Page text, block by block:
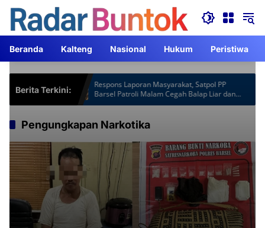
Langsung
konten
Beranda Kalteng Nasional Hukum Peristiwa
Berita Terkini:
Gardu
Lebih
Respons Laporan Masyarakat, Satpol PP
Barsel Patroli Malam Cegah Balap Liar dan
Knalpot Brong
Pengungkapan Narkotika